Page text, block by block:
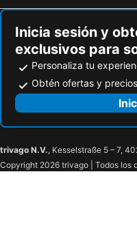
Inicia sesión y
exclusivos para
Personaliza tu
Obtén ofertas y
trivago N.V., Kesselstraße 5 – 7,
Copyright 2026 trivago | Todos los